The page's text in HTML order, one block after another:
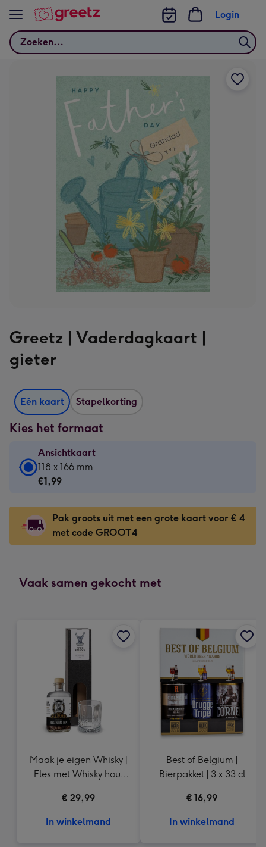
Bekijk meer
Zoeken
Login
Greetz | Vaderdagkaart |
gieter
Eén kaart Stapelkorting
Kies het formaat
Ansichtkaart
Ansichtkaart
-
-
118
x
-
118 x 166 mm
€1,99
Pak groots uit met een grote kaart voor € 4
met code GROOT4
Vaak samen gekocht met
Maak je eigen Whisky |
Fles met Whisky hout
€ 29,99
In winkelmand
Best of Belgium |
Bierpakket | 3 x 33 cl
€ 16,99
In winkelmand